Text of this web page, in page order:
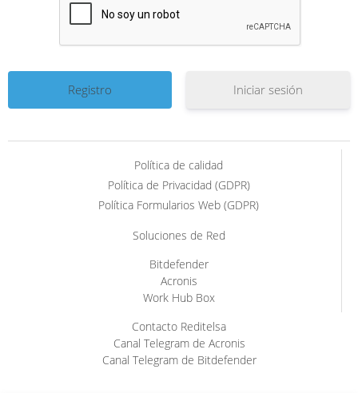
Iniciar sesión
Política de calidad
Política de Privacidad (GDPR)
Política Formularios Web (GDPR)
Soluciones de Red
Bitdefender
Acronis
Work Hub Box
Contacto Reditelsa
Canal Telegram de Acronis
Canal Telegram de Bitdefender